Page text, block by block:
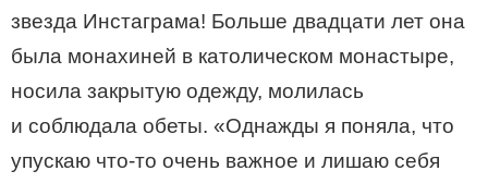
звезда Инстаграма! Больше двадцати лет она
была монахиней в католическом монастыре,
носила закрытую одежду, молилась
и соблюдала обеты. «Однажды я поняла, что
упускаю что-то очень важное и лишаю себя